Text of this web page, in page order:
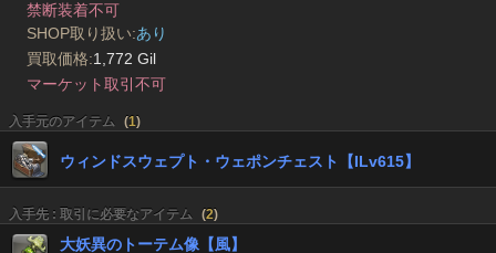
禁断装着不可
SHOP取り扱い:あり
買取価格:1,772 Gil
マーケット取引不可
入手元のアイテム (1)
ウィンドスウェプト・ウェポンチェスト【ILv615】
入手先 : 取引に必要なアイテム (2)
大妖異のトーテム像【風】